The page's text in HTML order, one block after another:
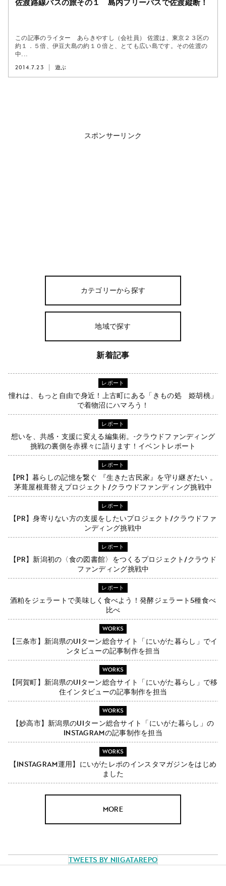
佐渡路線バスの旅その１ 島内フリーパスで佐渡縦断！
この記事のライター あらきやすし（会社員） 佐渡は、東京２３区の
約１．５倍、伊豆大島の約１０倍と、とても広い島です。その佐渡の
中...
2014.7.23 遊ぶ
スポンサーリンク
カテゴリーから探す
地域で探す
新着記事
レポート
憧れは、もっと自由で身近！上古町にある「きもの処 姫胡桃」
で着物沼にハマろう！
レポート
想いを、共感・支援に変える編集術。-クラウドファンディング
挑戦の裏側を赤裸々に語ります！イベントレポート
レポート
【PR】暮らしの記憶を繋ぐ 『生きた古民家』を守り継ぎたい 。
茅葺屋根葺替えプロジェクト/クラウドファンディング挑戦中
レポート
【PR】身寄りない方の支援をしたいプロジェクト/クラウドファ
ンディング挑戦中
レポート
【PR】新潟初の〈食の図書館〉をつくるプロジェクト/クラウド
ファンディング挑戦中
レポート
酒粕をジェラートで美味しく食べよう！発酵ジェラート5種食べ
比べ
WORKS
【三条市】新潟県のUIターン総合サイト「にいがた暮らし」でイ
ンタビューの記事制作を担当
WORKS
【阿賀町】新潟県のUIターン総合サイト「にいがた暮らし」で移
住インタビューの記事制作を担当
WORKS
【妙高市】新潟県のUIターン総合サイト「にいがた暮らし」の
Instagramの記事制作を担当
WORKS
【Instagram運用】にいがたレポのインスタマガジンをはじめ
ました
MORE
Tweets by NiigataRepo